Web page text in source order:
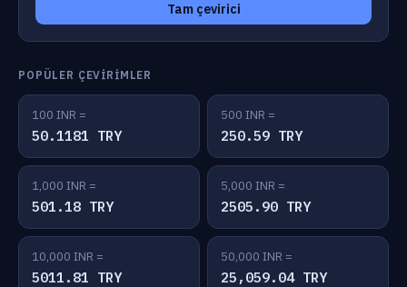
Tam çevirici
POPÜLER ÇEVIRIMLER
100 INR =
50.1181 TRY
500 INR =
250.59 TRY
1,000 INR =
501.18 TRY
5,000 INR =
2505.90 TRY
10,000 INR =
5011.81 TRY
50,000 INR =
25,059.04 TRY